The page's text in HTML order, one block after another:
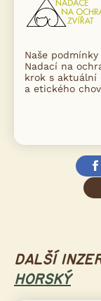
Naše
Nadací na
krok s aktuální
a etického
DALŠÍ
HORSKÝ